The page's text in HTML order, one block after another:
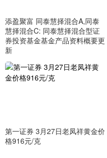
添盈聚富 同泰慧择混合A,同泰
慧择混合C: 同泰慧择混合型证
券投资基金基金产品资料概要更
新
第一证券 3月27日老凤祥黄金价
格916元/克